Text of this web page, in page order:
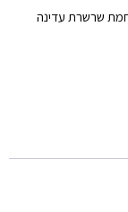
מולחמת שרשרת עדינה